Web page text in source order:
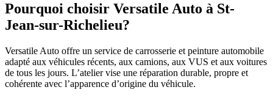
Pourquoi choisir Versatile Auto à St-
Jean-sur-Richelieu?
Versatile Auto offre un service de carrosserie et peinture automobile
adapté aux véhicules récents, aux camions, aux VUS et aux voitures
de tous les jours. L’atelier vise une réparation durable, propre et
cohérente avec l’apparence d’origine du véhicule.